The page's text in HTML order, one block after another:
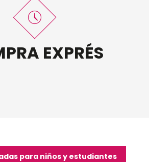
EXPRÉS
para niños y estudiantes